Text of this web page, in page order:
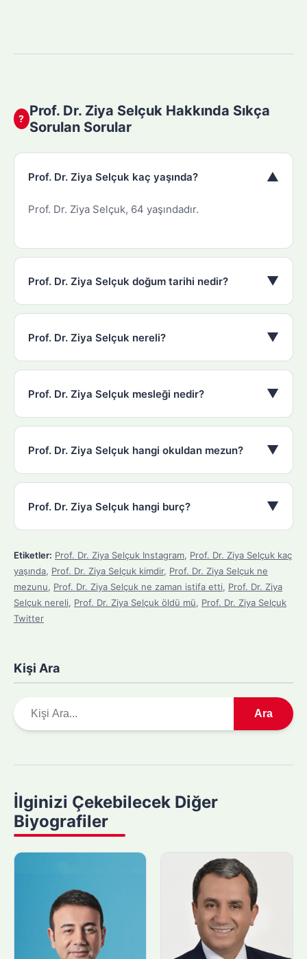
? Prof. Dr. Ziya Selçuk Hakkında Sıkça
Sorulan Sorular
Prof. Dr. Ziya Selçuk kaç yaşında? ▼
Prof. Dr. Ziya Selçuk, 64 yaşındadır.
Prof. Dr. Ziya Selçuk doğum tarihi nedir? ▼
Prof. Dr. Ziya Selçuk nereli? ▼
Prof. Dr. Ziya Selçuk mesleği nedir? ▼
Prof. Dr. Ziya Selçuk hangi okuldan mezun? ▼
Prof. Dr. Ziya Selçuk hangi burç? ▼
Etiketler: Prof. Dr. Ziya Selçuk Instagram, Prof. Dr. Ziya Selçuk kaç
yaşında, Prof. Dr. Ziya Selçuk kimdir, Prof. Dr. Ziya Selçuk ne
mezunu, Prof. Dr. Ziya Selçuk ne zaman istifa etti, Prof. Dr. Ziya
Selçuk nereli, Prof. Dr. Ziya Selçuk öldü mü, Prof. Dr. Ziya Selçuk
Twitter
Kişi Ara
r
y
a
p
n
Ara
İlginizi Çekebilecek Diğer
Biyografiler